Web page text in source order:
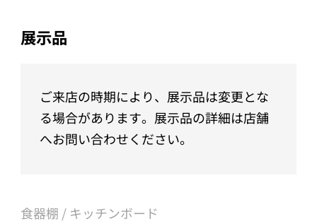
展示品
ご来店の時期により、展示品は変更とな
る場合があります。展示品の詳細は店舗
へお問い合わせください。
食器棚 / キッチンボード